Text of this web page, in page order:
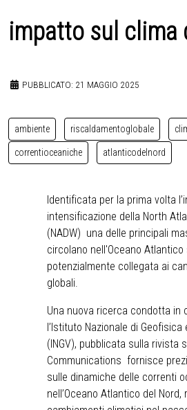
impatto sul clima
PUBBLICATO: 21 MAGGIO 2025
ambiente riscaldamentoglobale
correntioceaniche atlanticodelnord
Identificata per la prima volta
intensificazione della North
(NADW) una delle principali
circolano nell'Oceano
potenzialmente collegata ai
globali.
Una nuova ricerca condotta in
l’Istituto Nazionale di Geofisica
(INGV), pubblicata sulla rivista
Communications fornisce
sulle dinamiche delle correnti
nell’Oceano Atlantico del